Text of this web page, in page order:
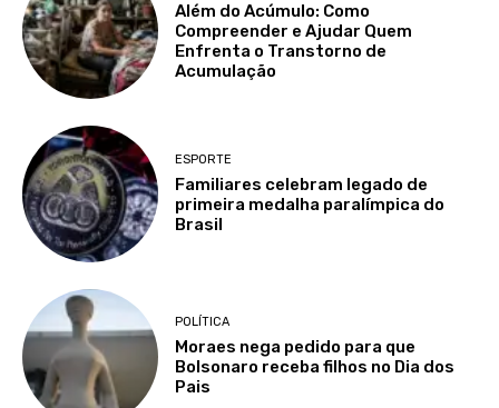
Além do Acúmulo: Como
Compreender e Ajudar Quem
Enfrenta o Transtorno de
Acumulação
ESPORTE
Familiares celebram legado de
primeira medalha paralímpica do
Brasil
POLÍTICA
Moraes nega pedido para que
Bolsonaro receba filhos no Dia dos
Pais